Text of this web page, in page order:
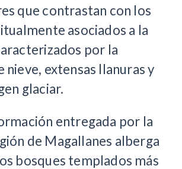
que contrastan con los
asociados a la
por la
nieve, extensas llanuras y
glaciar.
entregada por la
de Magallanes alberga
bosques templados más